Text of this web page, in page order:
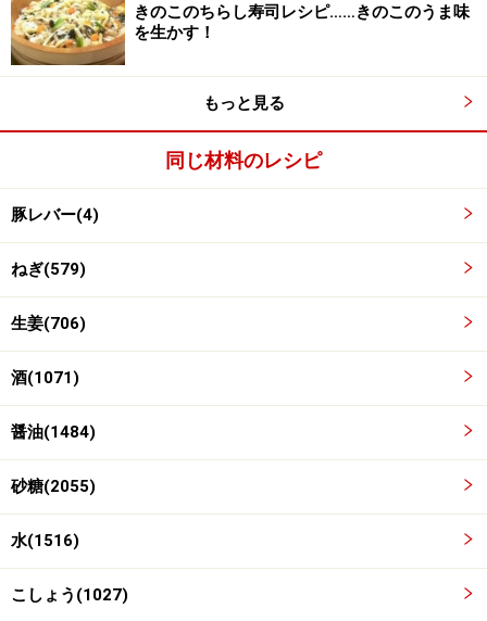
3
コトコト煮る。
ボウルで蓋（又はピッタリの蓋）をして、弱火で、時々
上下を返しながら、コトコト煮る。
火が強いと、すぐに水分が蒸発して焦げてしまうので注
意！
きのこのちらし寿司レシピ……きのこのうま味
を生かす！
もっと見る
同じ材料のレシピ
豚レバー(4)
ねぎ(579)
生姜(706)
酒(1071)
醤油(1484)
砂糖(2055)
水(1516)
こしょう(1027)